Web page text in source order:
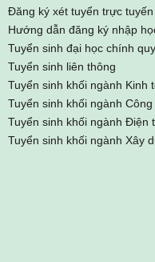
Đăng ký xét tuyển trực tuyến
Hướng dẫn đăng ký nhập
Tuyển sinh đại học chính quy
Tuyển sinh liên thông
Tuyển sinh khối ngành Kinh
Tuyển sinh khối ngành
Tuyển sinh khối ngành Điện
Tuyển sinh khối ngành Xây